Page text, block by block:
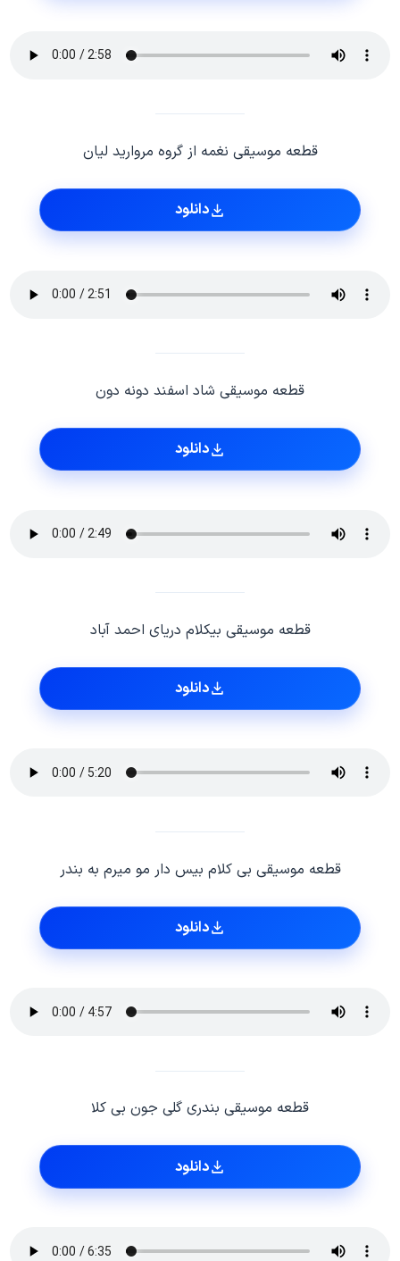
قطعه موسیقی نغمه از گروه مروارید لیان
دانلود
قطعه موسیقی شاد اسفند دونه دون
دانلود
قطعه موسیقی بیکلام دریای احمد آباد
دانلود
قطعه موسیقی بی کلام بیس دار مو میرم به بندر
دانلود
قطعه موسیقی بندری گلی جون بی کلا
دانلود